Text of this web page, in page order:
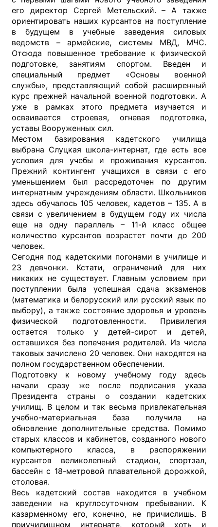
его директор Сергей Метельский. – А также
ориентировать наших курсантов на поступление
в будущем в учебные заведения силовых
ведомств – армейские, системы МВД, МЧС.
Отсюда повышенное требование к физической
подготовке, занятиям спортом. Введен и
специальный предмет «Основы военной
службы», представляющий собой расширенный
курс прежней начальной военной подготовки. А
уже в рамках этого предмета изучается и
осваивается строевая, огневая подготовка,
уставы Вооруженных сил.
Местом базирования кадетского училища
выбрана Слуцкая школа-интернат, где есть все
условия для учебы и проживания курсантов.
Прежний контингент учащихся в связи с его
уменьшением был рассредоточен по другим
интернатным учреждениям области. Школьников
здесь обучалось 105 человек, кадетов – 135. А в
связи с увеличением в будущем году их числа
еще на одну параллель – 11-й класс общее
количество курсантов возрастет почти до 200
человек.
Сегодня под кадетскими погонами в училище и
23 девчонки. Кстати, ограничений для них
никаких не существует. Главным условием при
поступлении была успешная сдача экзаменов
(математика и белорусский или русский язык по
выбору), а также состояние здоровья и уровень
физической подготовленности. Привилегия
остается только у детей-сирот и детей,
оставшихся без попечения родителей. Из числа
таковых зачислено 20 человек. Они находятся на
полном государственном обеспечении.
Подготовку к новому учебному году здесь
начали сразу же после подписания указа
Президента страны о создании кадетских
училищ. В целом и так весьма привлекательная
учебно-материальная база получила на
обновление дополнительные средства. Помимо
старых классов и кабинетов, созданного нового
компьютерного класса, в распоряжении
курсантов великолепный стадион, спортзал,
бассейн с 18-метровой плавательной дорожкой,
столовая.
Весь кадетский состав находится в учебном
заведении на круглосуточном пребывании. К
казарменному его, конечно, не причислишь. В
приучилищном интернате, который хоть и